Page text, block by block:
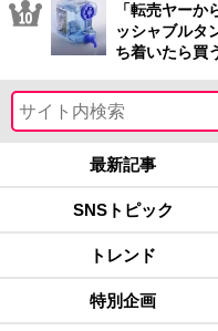
「転売ヤー
ッシャブルタ
ち着いたら買
最新記事
SNSトピック
トレンド
特別企画